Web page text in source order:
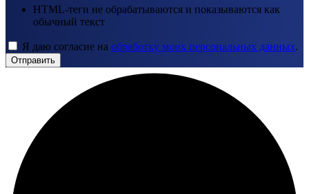
HTML-теги не обрабатываются и показываются как
обычный текст
Я даю согласие на обработку моих персональных данных.
Отправить